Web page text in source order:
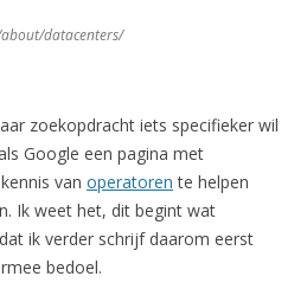
datacenters/
zoekopdracht iets specifieker wil
Google een pagina met
van operatoren te helpen
Ik weet het, dit begint wat
ik verder schrijf daarom eerst
bedoel.